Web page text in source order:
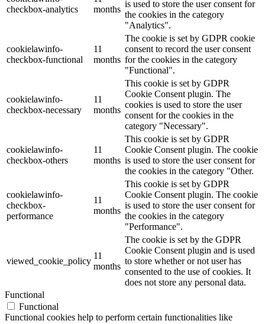
checkbox-analytics
months
is used to store the user consent for
the cookies in the category
"Analytics".
cookielawinfo-
checkbox-functional
11
months
The cookie is set by GDPR cookie
consent to record the user consent
for the cookies in the category
"Functional".
cookielawinfo-
checkbox-necessary
11
months
This cookie is set by GDPR
Cookie Consent plugin. The
cookies is used to store the user
consent for the cookies in the
category "Necessary".
cookielawinfo-
checkbox-others
11
months
This cookie is set by GDPR
Cookie Consent plugin. The cookie
is used to store the user consent for
the cookies in the category "Other.
cookielawinfo-
checkbox-
performance
11
months
This cookie is set by GDPR
Cookie Consent plugin. The cookie
is used to store the user consent for
the cookies in the category
"Performance".
viewed_cookie_policy
11
months
The cookie is set by the GDPR
Cookie Consent plugin and is used
to store whether or not user has
consented to the use of cookies. It
does not store any personal data.
Functional
Functional
Functional cookies help to perform certain functionalities like